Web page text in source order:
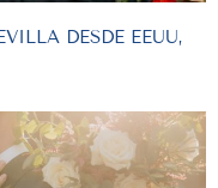
DESDE EEUU,